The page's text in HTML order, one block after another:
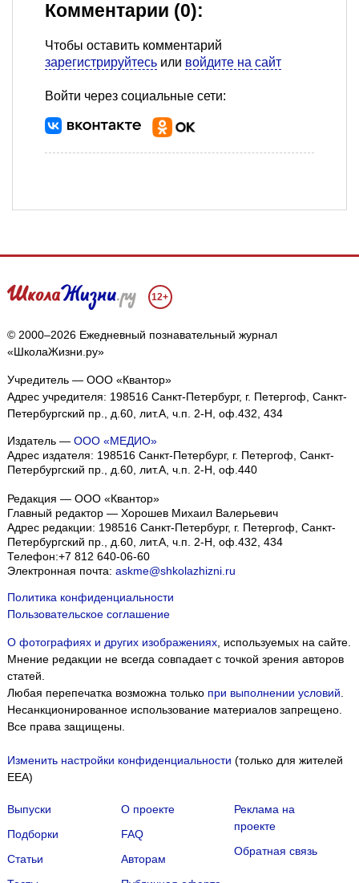
Комментарии (0):
Чтобы оставить комментарий
зарегистрируйтесь или войдите на сайт
Войти через социальные сети:
12+
© 2000–2026 Ежедневный познавательный журнал
«ШколаЖизни.ру»
Учредитель — ООО «Квантор»
Адрес учредителя: 198516 Санкт-Петербург, г. Петергоф, Санкт-
Петербургский пр., д.60, лит.А, ч.п. 2-Н, оф.432, 434
Издатель — ООО «МЕДИО»
Адрес издателя: 198516 Санкт-Петербург, г. Петергоф, Санкт-
Петербургский пр., д.60, лит.А, ч.п. 2-Н, оф.440
Редакция — ООО «Квантор»
Главный редактор — Хорошев Михаил Валерьевич
Адрес редакции: 198516 Санкт-Петербург, г. Петергоф, Санкт-
Петербургский пр., д.60, лит.А, ч.п. 2-Н, оф.432, 434
Телефон:+7 812 640-06-60
Электронная почта: askme@shkolazhizni.ru
Политика конфиденциальности
Пользовательское соглашение
О фотографиях и других изображениях, используемых на сайте.
Мнение редакции не всегда совпадает с точкой зрения авторов
статей.
Любая перепечатка возможна только при выполнении условий.
Несанкционированное использование материалов запрещено.
Все права защищены.
Изменить настройки конфиденциальности (только для жителей
EEA)
Выпуски
Подборки
Статьи
О проекте
FAQ
Авторам
Реклама на
проекте
Обратная связь